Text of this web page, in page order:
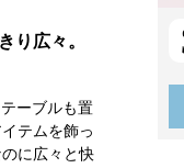
り広々。
ーブルも置
テムを飾っ
に広々と快